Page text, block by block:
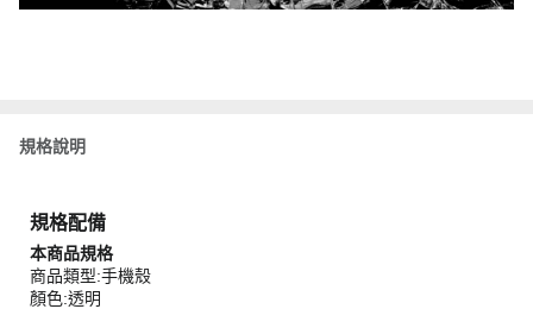
規格說明
規格配備
本商品規格
商品類型:手機殼
顏色:透明